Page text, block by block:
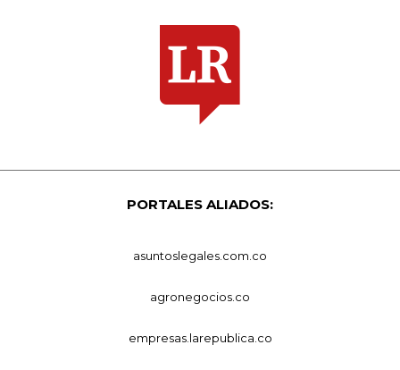
PORTALES ALIADOS:
asuntoslegales.com.co
agronegocios.co
empresas.larepublica.co